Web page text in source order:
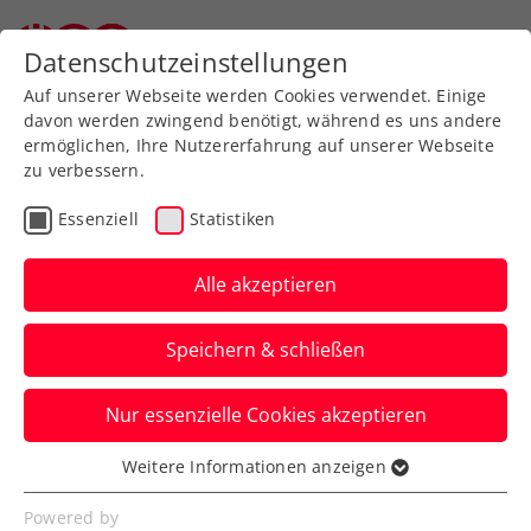
Zurück zur Newsübersicht
Bundesliga
IMMOunited Bundesliga:
Dramatische Endspiele
an die Titelverteidiger
Irdning und Linz
Für die Herren von Mauthausen und die
Damen von Gastgeber KLC bleibt am
Ende der zweite Platz.
Datenschutzeinstellungen
Auf unserer Webseite werden Cookies verwendet. Einige
davon werden zwingend benötigt, während es uns andere
ermöglichen, Ihre Nutzererfahrung auf unserer Webseite
zu verbessern.
Essenziell Statistiken
Alle akzeptieren
Speichern & schließen
Nur essenzielle Cookies akzeptieren
Essenziell
Essenzielle Cookies werden für grundlegende
Weitere Informationen anzeigen
Powered by